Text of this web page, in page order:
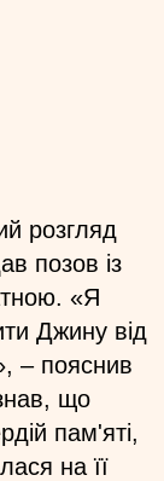
розгляд
позов із
«Я
Джину від
– пояснив
що
пам'яті,
на її